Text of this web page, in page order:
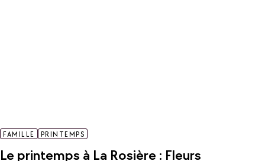
FAMILLE PRINTEMPS
Le printemps à La Rosière : Fleurs